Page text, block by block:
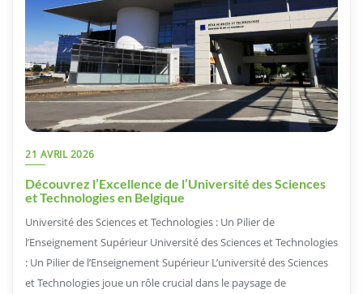
21 AVRIL 2026
Découvrez l’Excellence de l’Université des Sciences
et Technologies en Belgique
Université des Sciences et Technologies : Un Pilier de
l’Enseignement Supérieur Université des Sciences et Technologies
: Un Pilier de l’Enseignement Supérieur L’université des Sciences
et Technologies joue un rôle crucial dans le paysage de